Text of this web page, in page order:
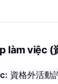
làm việc (
資格外活動